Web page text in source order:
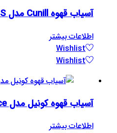
آسیاب قهوه Cunill مدل Tranquilo-Tron ABS
اطلاعات بیشتر
Wishlist
Wishlist
آسیاب قهوه کونیل مدل Space
اطلاعات بیشتر